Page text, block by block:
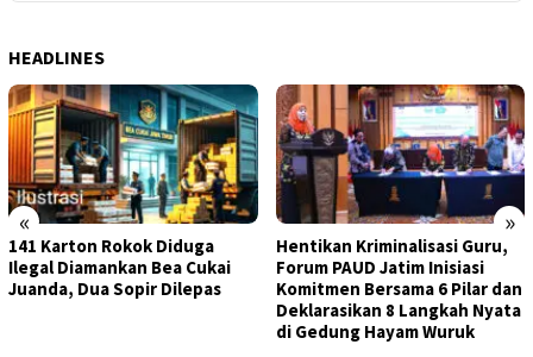
HEADLINES
« »
141 Karton Rokok Diduga
Ilegal Diamankan Bea Cukai
Juanda, Dua Sopir Dilepas
Hentikan Kriminalisasi Guru,
Forum PAUD Jatim Inisiasi
Komitmen Bersama 6 Pilar dan
Deklarasikan 8 Langkah Nyata
di Gedung Hayam Wuruk